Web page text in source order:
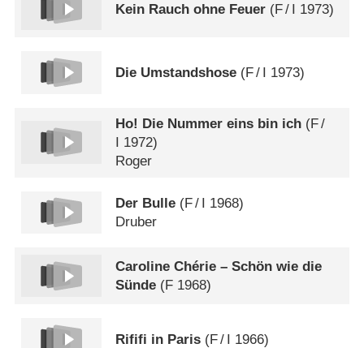
Kein Rauch ohne Feuer (F/ I 1973)
Die Umstandshose (F/ I 1973)
Ho! Die Nummer eins bin ich (F/
I 1972)
Roger
Der Bulle (F/ I 1968)
Druber
Caroline Chérie – Schön wie die
Sünde (F 1968)
Rififi in Paris (F/ I 1966)